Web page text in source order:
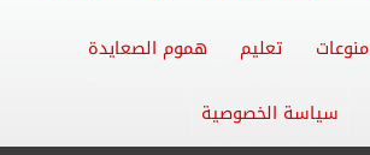
منوعات تعليم هموم الصعايدة
سياسة الخصوصية